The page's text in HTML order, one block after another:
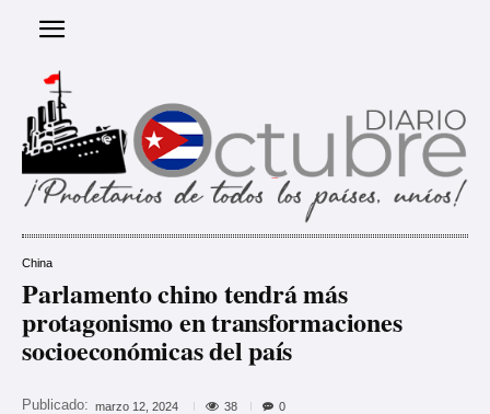
China
Parlamento chino tendrá más
protagonismo en transformaciones
socioeconómicas del país
Publicado: marzo 12, 2024 38 0